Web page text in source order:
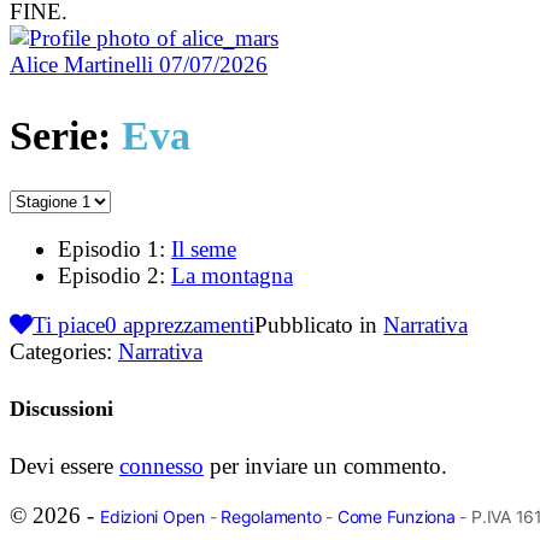
FINE.
Alice Martinelli 07/07/2026
Serie: Eva
Episodio 1: Il seme
Episodio 2: La montagna
Ti piace0 apprezzamentiPubblicato in Narrativa
Categories: Narrativa
Discussioni
Devi essere connesso per inviare un commento.
© 2026 - Edizioni Open- Regolamento- Come Funziona - P.IVA